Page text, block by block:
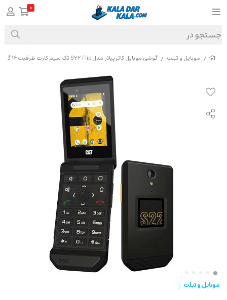
/ موبایل و تبلت / گوشی موبایل کاترپیلار مدل S22 Flip تک سیم کارت ظرفیت 16 گیگابایت و رم 2 گیگابایت (بدون رجیستری)
موبایل و تبلت /
0